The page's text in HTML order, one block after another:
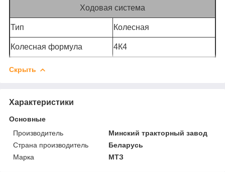
Ходовая система
Тип Колесная
Колесная формула 4К4
Скрыть
Характеристики
Основные
Производитель
Минский тракторный завод
Страна производитель
Беларусь
Марка
МТЗ